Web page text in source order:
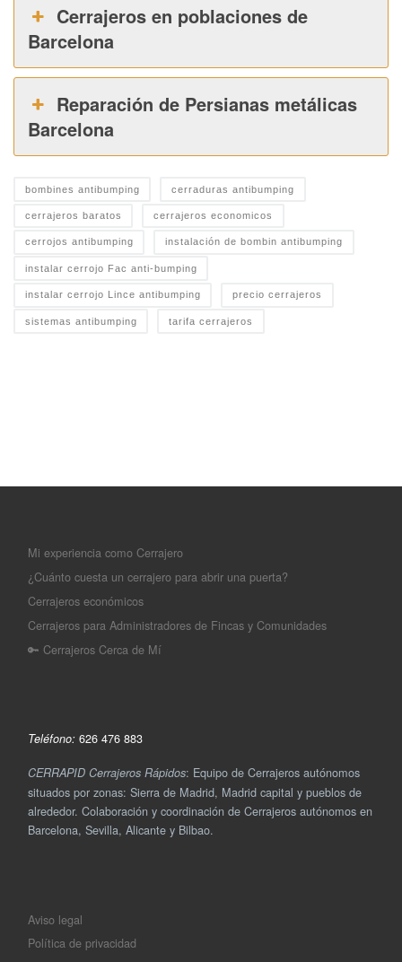
Cerrajeros en poblaciones de
Barcelona
Reparación de Persianas metálicas
Barcelona
bombines antibumping cerraduras antibumping
cerrajeros baratos cerrajeros economicos
cerrojos antibumping instalación de bombin antibumping
instalar cerrojo Fac anti-bumping
instalar cerrojo Lince antibumping precio cerrajeros
sistemas antibumping tarifa cerrajeros
Mi experiencia como Cerrajero
¿Cuánto cuesta un cerrajero para abrir una puerta?
Cerrajeros económicos
Cerrajeros para Administradores de Fincas y Comunidades
🔑 Cerrajeros Cerca de Mí
Teléfono: 626 476 883
CERRAPID Cerrajeros Rápidos: Equipo de Cerrajeros autónomos
situados por zonas: Sierra de Madrid, Madrid capital y pueblos de
alrededor. Colaboración y coordinación de Cerrajeros autónomos en
Barcelona, Sevilla, Alicante y Bilbao.
Aviso legal
Política de privacidad